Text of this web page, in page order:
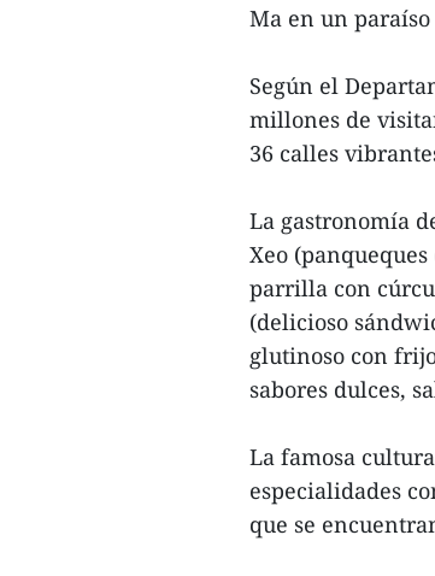
Ma en un
Según el
millones de
36 calles
La gastronomía
Xeo
parrilla con
(delicioso
glutinoso con
sabores dulces,
La famosa
especialidades
que se